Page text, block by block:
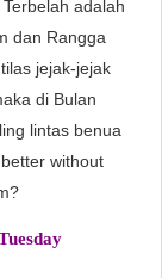
adalah
dan Rangga
jejak-jejak
di Bulan
lintas benua
without